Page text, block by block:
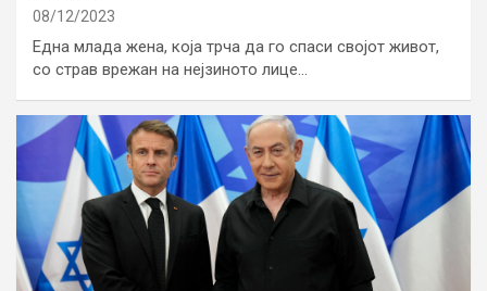
08/12/2023
Една млада жена, која трча да го спаси својот живот,
со страв врежан на нејзиното лице…